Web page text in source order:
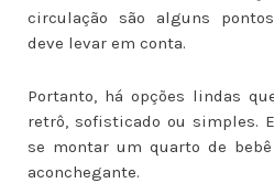
circulação são alguns
deve levar em conta.
Portanto, há opções lindas
retrô, sofisticado ou simples.
se montar um quarto de
aconchegante.